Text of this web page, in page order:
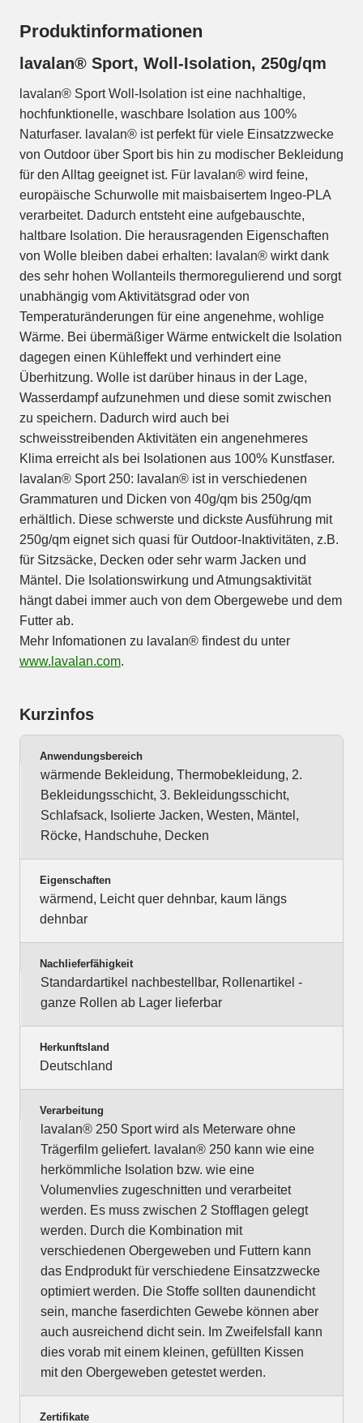
Produktinformationen
lavalan® Sport, Woll-Isolation, 250g/qm
lavalan® Sport Woll-Isolation ist eine nachhaltige,
hochfunktionelle, waschbare Isolation aus 100%
Naturfaser. lavalan® ist perfekt für viele Einsatzzwecke
von Outdoor über Sport bis hin zu modischer Bekleidung
für den Alltag geeignet ist. Für lavalan® wird feine,
europäische Schurwolle mit maisbaisertem Ingeo-PLA
verarbeitet. Dadurch entsteht eine aufgebauschte,
haltbare Isolation. Die herausragenden Eigenschaften
von Wolle bleiben dabei erhalten: lavalan® wirkt dank
des sehr hohen Wollanteils thermoregulierend und sorgt
unabhängig vom Aktivitätsgrad oder von
Temperaturänderungen für eine angenehme, wohlige
Wärme. Bei übermäßiger Wärme entwickelt die Isolation
dagegen einen Kühleffekt und verhindert eine
Überhitzung. Wolle ist darüber hinaus in der Lage,
Wasserdampf aufzunehmen und diese somit zwischen
zu speichern. Dadurch wird auch bei
schweisstreibenden Aktivitäten ein angenehmeres
Klima erreicht als bei Isolationen aus 100% Kunstfaser.
lavalan® Sport 250: lavalan® ist in verschiedenen
Grammaturen und Dicken von 40g/qm bis 250g/qm
erhältlich. Diese schwerste und dickste Ausführung mit
250g/qm eignet sich quasi für Outdoor-Inaktivitäten, z.B.
für Sitzsäcke, Decken oder sehr warm Jacken und
Mäntel. Die Isolationswirkung und Atmungsaktivität
hängt dabei immer auch von dem Obergewebe und dem
Futter ab.
Mehr Infomationen zu lavalan® findest du unter
www.lavalan.com.
Kurzinfos
Anwendungsbereich
wärmende Bekleidung, Thermobekleidung, 2.
Bekleidungsschicht, 3. Bekleidungsschicht,
Schlafsack, Isolierte Jacken, Westen, Mäntel,
Röcke, Handschuhe, Decken
Eigenschaften
wärmend, Leicht quer dehnbar, kaum längs
dehnbar
Nachlieferfähigkeit
Standardartikel nachbestellbar, Rollenartikel -
ganze Rollen ab Lager lieferbar
Herkunftsland
Deutschland
Verarbeitung
lavalan® 250 Sport wird als Meterware ohne
Trägerfilm geliefert. lavalan® 250 kann wie eine
herkömmliche Isolation bzw. wie eine
Volumenvlies zugeschnitten und verarbeitet
werden. Es muss zwischen 2 Stofflagen gelegt
werden. Durch die Kombination mit
verschiedenen Obergeweben und Futtern kann
das Endprodukt für verschiedene Einsatzzwecke
optimiert werden. Die Stoffe sollten daunendicht
sein, manche faserdichten Gewebe können aber
auch ausreichend dicht sein. Im Zweifelsfall kann
dies vorab mit einem kleinen, gefüllten Kissen
mit den Obergeweben getestet werden.
Zertifikate